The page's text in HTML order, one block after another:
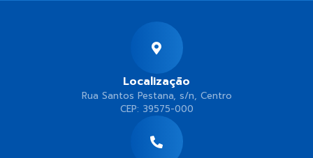
Localização
Rua Santos Pestana, s/n, Centro
CEP: 39575-000